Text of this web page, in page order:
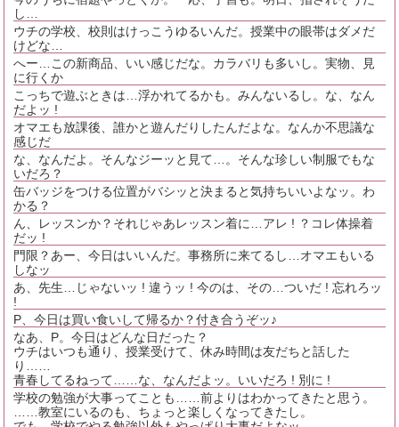
し…
ウチの学校、校則はけっこうゆるいんだ。授業中の眼帯はダメだ
けどな…
へー…この新商品、いい感じだな。カラバリも多いし。実物、見
に行くか
こっちで遊ぶときは…浮かれてるかも。みんないるし。な、なん
だよッ !
オマエも放課後、誰かと遊んだりしたんだよな。なんか不思議な
感じだ
な、なんだよ。そんなジーッと見て…。そんな珍しい制服でもな
いだろ？
缶バッジをつける位置がバシッと決まると気持ちいいよなッ。わ
かる？
ん、レッスンか？それじゃあレッスン着に…アレ ! ？コレ体操着
だッ !
門限？あー、今日はいいんだ。事務所に来てるし…オマエもいる
しなッ
あ、先生…じゃないッ ! 違うッ ! 今のは、その…ついだ ! 忘れろッ
!
P、今日は買い食いして帰るか？付き合うぞッ♪
なあ、P。今日はどんな日だった？
ウチはいつも通り、授業受けて、休み時間は友だちと話した
り……
青春してるねって……な、なんだよッ。いいだろ ! 別に !
学校の勉強が大事ってことも……前よりはわかってきたと思う。
……教室にいるのも、ちょっと楽しくなってきたし。